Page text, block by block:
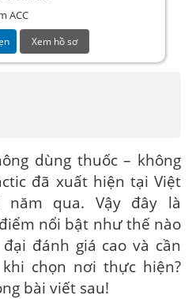
ACC
Xem hồ sơ
dùng thuốc – không
đã xuất hiện tại Việt
năm qua. Vậy đây là
nổi bật như thế nào
đánh giá caovà cần
chọn nơi thực hiện?
bài viết sau!